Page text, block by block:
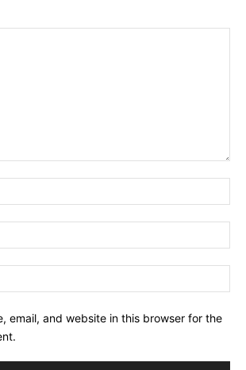
email, and website in this browser for the